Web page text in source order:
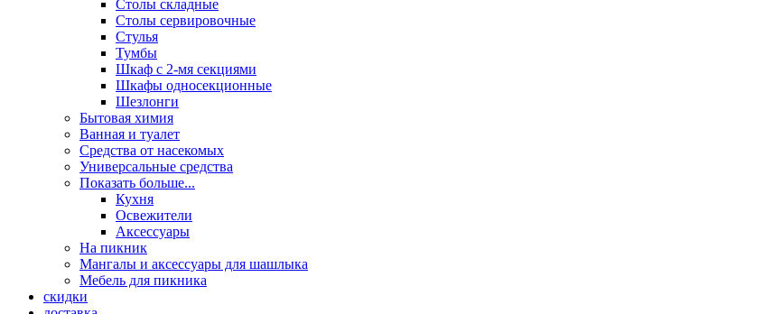
Столы складные
Столы сервировочные
Стулья
Тумбы
Шкаф с 2-мя секциями
Шкафы односекционные
Шезлонги
Бытовая химия
Ванная и туалет
Средства от насекомых
Универсальные средства
Показать больше...
Кухня
Освежители
Аксессуары
На пикник
Мангалы и аксессуары для шашлыка
Мебель для пикника
скидки